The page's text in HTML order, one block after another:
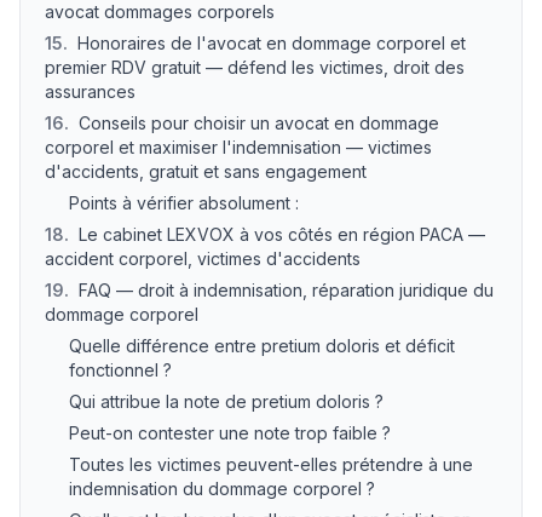
avocat dommages corporels
15. Honoraires de l'avocat en dommage corporel et
premier RDV gratuit — défend les victimes, droit des
assurances
16. Conseils pour choisir un avocat en dommage
corporel et maximiser l'indemnisation — victimes
d'accidents, gratuit et sans engagement
Points à vérifier absolument :
18. Le cabinet LEXVOX à vos côtés en région PACA —
accident corporel, victimes d'accidents
19. FAQ — droit à indemnisation, réparation juridique du
dommage corporel
Quelle différence entre pretium doloris et déficit
fonctionnel ?
Qui attribue la note de pretium doloris ?
Peut-on contester une note trop faible ?
Toutes les victimes peuvent-elles prétendre à une
indemnisation du dommage corporel ?